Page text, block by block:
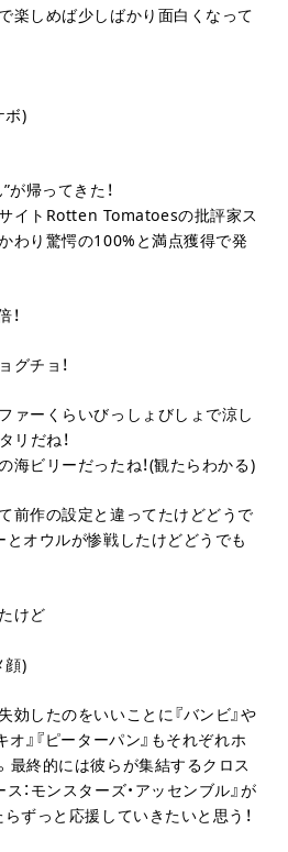
楽しめば少しばかり面白くなって
ボ)
が帰ってきた！
イトRotten Tomatoesの批評家ス
わり驚愕の100%と満点獲得で発
！
グチョ！
ァーくらいびっしょびしょで涼し
リだね！
海ビリーだったね！(観たらわかる)
前作の設定と違ってたけどどうで
とオウルが惨戦したけどどうでも
けど
顔)
効したのをいいことに『バンビ』や
オ』『ピーターパン』もそれぞれホ
最終的には彼らが集結するクロス
：モンスターズ・アッセンブル』が
ずっと応援していきたいと思う！